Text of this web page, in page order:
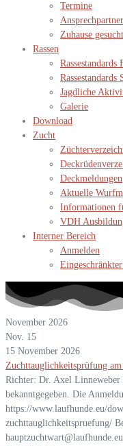
Termine
Ansprechpartner
Zuhause gesucht
Rassen
Jagdliche
Galerie
Download
Zucht
Deckmeldungen
Aktuelle
Informationen
VDH
Interner Bereich
Anmelden
November 2026
Nov. 15
15 November 2026
Zuchttauglichkeitsprüfung
Richter: Dr. Axel Linneweber
bekanntgegeben. Die
https://www.laufhunde.eu/
zuchttauglichkeitspruefung/
hauptzuchtwart@laufhunde.eu